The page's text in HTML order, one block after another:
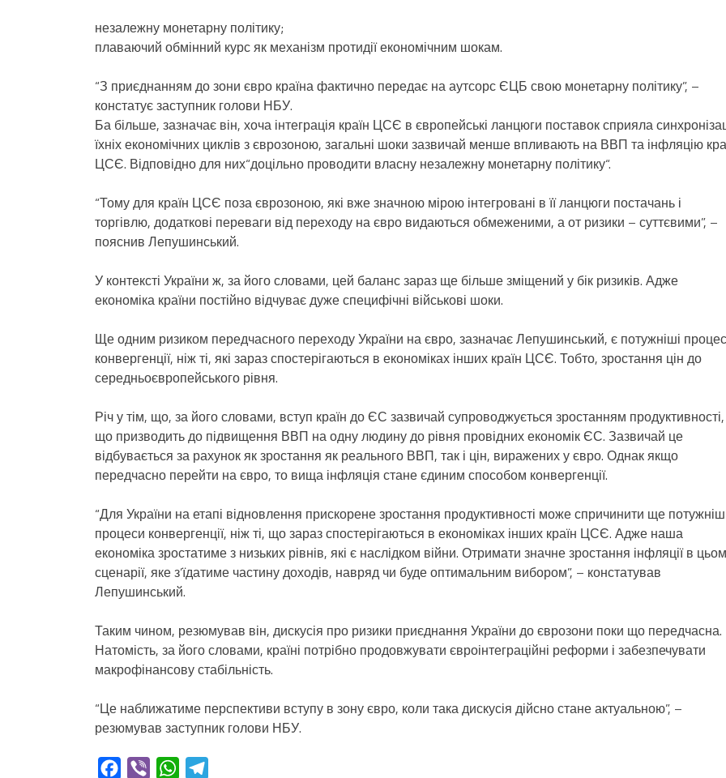
незалежну монетарну політику;
плаваючий обмінний курс як механізм протидії економічним шокам.
“З приєднанням до зони євро країна фактично передає на аутсорс ЄЦБ свою монетарну політику”, –
констатує заступник голови НБУ.
Ба більше, зазначає він, хоча інтеграція країн ЦСЄ в європейські ланцюги поставок сприяла
їхніх економічних циклів з єврозоною, загальні шоки зазвичай менше впливають на ВВП та інфляцію
ЦСЄ. Відповідно для них“доцільно проводити власну незалежну монетарну політику“.
“Тому для країн ЦСЄ поза єврозоною, які вже значною мірою інтегровані в її ланцюги постачань і
торгівлю, додаткові переваги від переходу на євро видаються обмеженими, а от ризики – суттєвими”, –
пояснив Лепушинський.
У контексті України ж, за його словами, цей баланс зараз ще більше зміщений у бік ризиків. Адже
економіка країни постійно відчуває дуже специфічні військові шоки.
Ще одним ризиком передчасного переходу України на євро, зазначає Лепушинський, є потужніші
конвергенції, ніж ті, які зараз спостерігаються в економіках інших країн ЦСЄ. Тобто, зростання цін до
середньоєвропейського рівня.
Річ у тім, що, за його словами, вступ країн до ЄС зазвичай супроводжується зростанням продуктивності,
що призводить до підвищення ВВП на одну людину до рівня провідних економік ЄС. Зазвичай це
відбувається за рахунок як зростання як реального ВВП, так і цін, виражених у євро. Однак якщо
передчасно перейти на євро, то вища інфляція стане єдиним способом конвергенції.
“Для України на етапі відновлення прискорене зростання продуктивності може спричинити ще
процеси конвергенції, ніж ті, що зараз спостерігаються в економіках інших країн ЦСЄ. Адже наша
економіка зростатиме з низьких рівнів, які є наслідком війни. Отримати значне зростання інфляції в
сценарії, яке з’їдатиме частину доходів, навряд чи буде оптимальним вибором”, – констатував
Лепушинський.
Таким чином, резюмував він, дискусія про ризики приєднання України до єврозони поки що передчасна.
Натомість, за його словами, країні потрібно продовжувати євроінтеграційні реформи і забезпечувати
макрофінансову стабільність.
“Це наближатиме перспективи вступу в зону євро, коли така дискусія дійсно стане актуальною”, –
резюмував заступник голови НБУ.
Facebook
Viber WhatsApp